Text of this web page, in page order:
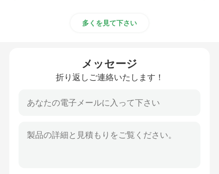
多くを見て下さい
メッセージ
折り返しご連絡いたします！